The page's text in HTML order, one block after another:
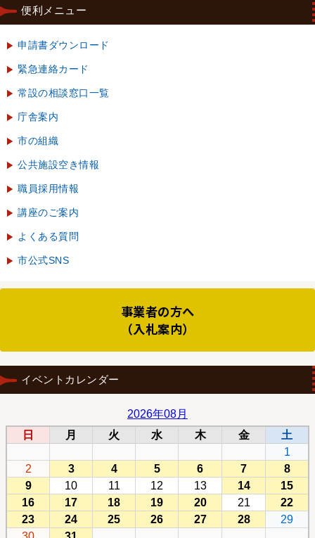
便利メニュー
申請書ダウンロード
緊急連絡カード
常設の相談窓口一覧
庁舎案内
市の組織
公共施設空き情報
職員採用情報
講座のご案内
よくある質問
市公式SNS
事業者の方へ
（入札案内）
イベントカレンダー